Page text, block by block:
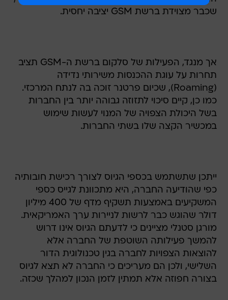
שכבר מצוידת ברשת GSM יציבה יחסית.
אך מנגד, הפעילות של סלקום ברשת ה-GSM תציב
תחרות על עוגת ההכנסות משירותי נדידה
(Roaming), שכיום פרטנר זוכה בה לנתח המרכזי.
כמו כן, קיים סיכוי לתזוזה גבוהה יותר בין החברות
בשל היכולת הצפויה של המנוי לעשות שימוש
במכשיר הקצה שלו בשתי החברות.
ייתכן שתשתמש בכספי הגיוס לצורך רכישת חובותיה
כפי שהודיעה החברה, היא מתכוונת לגייס כספי
המשקיעים באמצעות תשקיף מדף של 400 מיליון
דולר שהוגש כבר לרשות לניירות ערך האמריקאית.
מורגן סטנלי מציינים כי לדעתם הגיוס אינו דרוש
להמשך פעילותה השוטפת של החברה אלא
להוצאות הצפויות לחברה בגין טכנולוגית הדור
השלישי, ולכן הם מעריכים כי החברה לא תצא לגיוס
בצורה חפוזה אלא תמתין לזמן הנכון למהלך שכזה.